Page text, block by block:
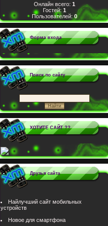
Онлайн всего: 1
Гостей: 1
Пользователей:0
Форма входа
Поиск по сайту
ХОТИТЕ САЙТ ??
Друзья сайта
Найлучший сайт мобильных
устройств
Новое для смартфона